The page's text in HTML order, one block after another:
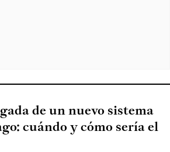
de un nuevo sistema
cuándo y cómo sería el